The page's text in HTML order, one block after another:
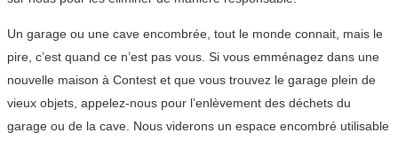
Un garage ou une cave encombrée, tout le monde connait, mais le
pire, c’est quand ce n’est pas vous. Si vous emménagez dans une
nouvelle maison à Contest et que vous trouvez le garage plein de
vieux objets, appelez-nous pour l’enlèvement des déchets du
garage ou de la cave. Nous viderons un espace encombré utilisable